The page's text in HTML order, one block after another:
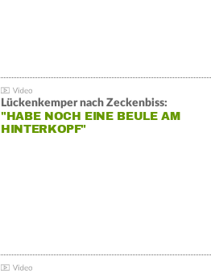
Lückenkemper nach Zeckenbiss:
"HABE NOCH EINE BEULE AM
HINTERKOPF"